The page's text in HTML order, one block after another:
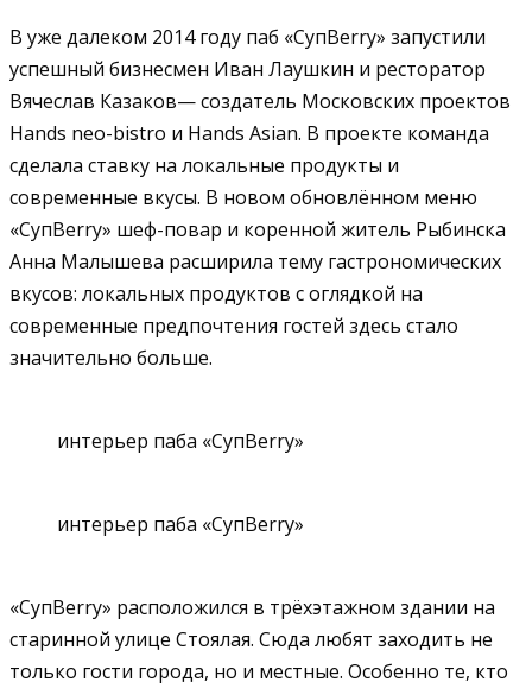
В уже далеком 2014 году паб «СупBerry» запустили
успешный бизнесмен Иван Лаушкин и ресторатор
Вячеслав Казаков— создатель Московских проектов
Hands neo-bistro и Hands Asian. В проекте команда
сделала ставку на локальные продукты и
современные вкусы. В новом обновлённом меню
«СупBerry» шеф-повар и коренной житель Рыбинска
Анна Малышева расширила тему гастрономических
вкусов: локальных продуктов с оглядкой на
современные предпочтения гостей здесь стало
значительно больше.
интерьер паба «СупBerry»
интерьер паба «СупBerry»
«СупBеrry» расположился в трёхэтажном здании на
старинной улице Стоялая. Сюда любят заходить не
только гости города, но и местные. Особенно те, кто